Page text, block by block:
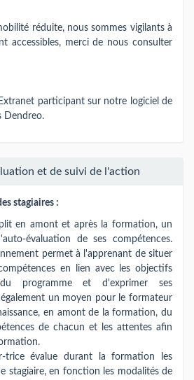
réduite, nous sommes vigilants à
accessibles, merci de nous consulter
participant sur notre logiciel de
Dendreo.
et de suivi de l'action
stagiaires :
en amont et après la formation, un
évaluation de ses compétences.
permet à l'apprenant de situer
en lien avec les objectifs
du programme et d'exprimer ses
un moyen pour le formateur
en amont de la formation, du
de chacun et les attentes afin
trice évalue durant la formation les
stagiaire, en fonction les modalités de